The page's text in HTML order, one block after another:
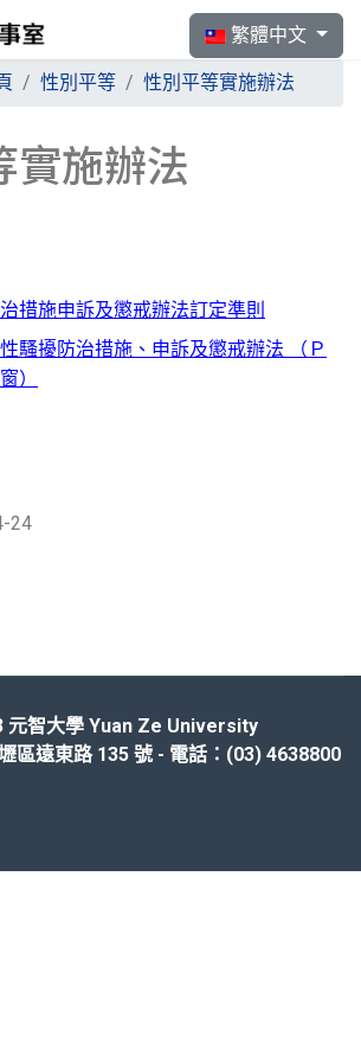
選擇你的語言
繁體中文
性別平等 性別平等實施辦法
實施辦法
措施申訴及懲戒辦法訂定準則
騷擾防治措施、申訴及懲戒辦法 （Ｐ
）
24
智大學 Yuan Ze University
區遠東路 135 號 - 電話：(03) 4638800